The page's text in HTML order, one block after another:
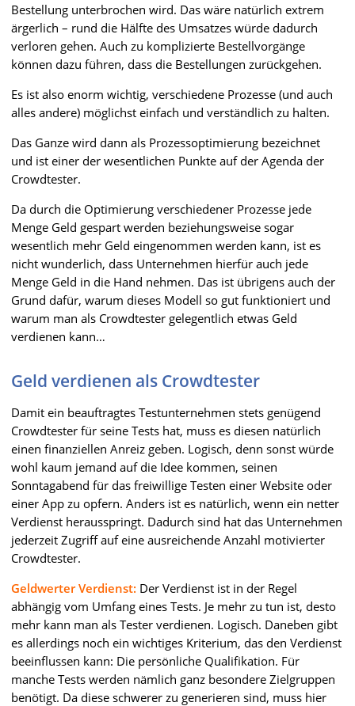
Bestellung unterbrochen wird. Das wäre natürlich extrem
ärgerlich – rund die Hälfte des Umsatzes würde dadurch
verloren gehen. Auch zu komplizierte Bestellvorgänge
können dazu führen, dass die Bestellungen zurückgehen.
Es ist also enorm wichtig, verschiedene Prozesse (und auch
alles andere) möglichst einfach und verständlich zu halten.
Das Ganze wird dann als Prozessoptimierung bezeichnet
und ist einer der wesentlichen Punkte auf der Agenda der
Crowdtester.
Da durch die Optimierung verschiedener Prozesse jede
Menge Geld gespart werden beziehungsweise sogar
wesentlich mehr Geld eingenommen werden kann, ist es
nicht wunderlich, dass Unternehmen hierfür auch jede
Menge Geld in die Hand nehmen. Das ist übrigens auch der
Grund dafür, warum dieses Modell so gut funktioniert und
warum man als Crowdtester gelegentlich etwas Geld
verdienen kann…
Geld verdienen als Crowdtester
Damit ein beauftragtes Testunternehmen stets genügend
Crowdtester für seine Tests hat, muss es diesen natürlich
einen finanziellen Anreiz geben. Logisch, denn sonst würde
wohl kaum jemand auf die Idee kommen, seinen
Sonntagabend für das freiwillige Testen einer Website oder
einer App zu opfern. Anders ist es natürlich, wenn ein netter
Verdienst herausspringt. Dadurch sind hat das Unternehmen
jederzeit Zugriff auf eine ausreichende Anzahl motivierter
Crowdtester.
Geldwerter Verdienst: Der Verdienst ist in der Regel
abhängig vom Umfang eines Tests. Je mehr zu tun ist, desto
mehr kann man als Tester verdienen. Logisch. Daneben gibt
es allerdings noch ein wichtiges Kriterium, das den Verdienst
beeinflussen kann: Die persönliche Qualifikation. Für
manche Tests werden nämlich ganz besondere Zielgruppen
benötigt. Da diese schwerer zu generieren sind, muss hier